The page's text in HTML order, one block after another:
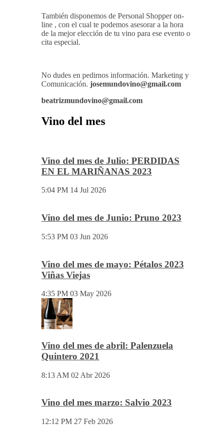
También disponemos de Personal Shopper on-
line , con el cual te podemos asesorar a la hora
de la mejor elección de tu vino para ese evento o
cita especial.
No dudes en pedirnos información. Marketing y
Comunicación. josemundovino@gmail.com
beatrizmundovino@gmail.com
Vino del mes
Vino del mes de Julio: PERDIDAS
EN EL MARIÑANAS 2023
5:04 PM 14 Jul 2026
Vino del mes de Junio: Pruno 2023
5:53 PM 03 Jun 2026
Vino del mes de mayo: Pétalos 2023
Viñas Viejas
4:35 PM 03 May 2026
Vino del mes de abril: Palenzuela
Quintero 2021
8:13 AM 02 Abr 2026
Vino del mes marzo: Salvio 2023
12:12 PM 27 Feb 2026